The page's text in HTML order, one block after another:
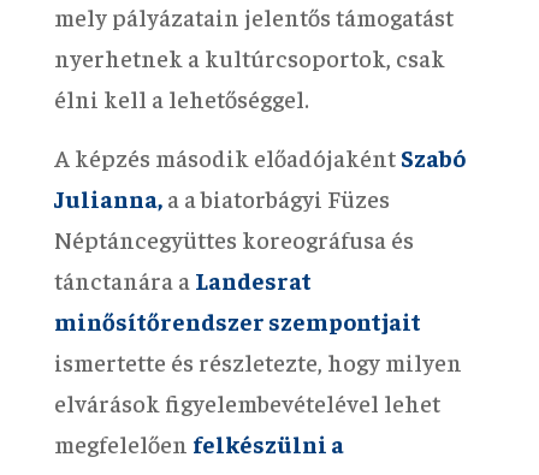
mely pályázatain jelentős támogatást
nyerhetnek a kultúrcsoportok, csak
élni kell a lehetőséggel.
A képzés második előadójaként Szabó
Julianna,a a biatorbágyi Füzes
Néptáncegyüttes koreográfusa és
tánctanára a Landesrat
minősítőrendszer szempontjait
ismertette és részletezte, hogy milyen
elvárások figyelembevételével lehet
megfelelően felkészülni a